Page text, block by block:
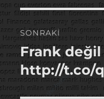
SONRAKI
Sonraki
yazı:
Frank değil
http://t.co/